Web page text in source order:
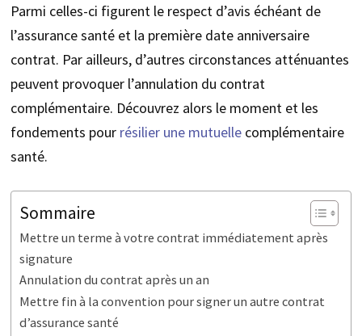
Parmi celles-ci figurent le respect d’avis échéant de
l’assurance santé et la première date anniversaire
contrat. Par ailleurs, d’autres circonstances atténuantes
peuvent provoquer l’annulation du contrat
complémentaire. Découvrez alors le moment et les
fondements pour résilier une mutuellecomplémentaire
santé.
Sommaire
Mettre un terme à votre contrat immédiatement après
signature
Annulation du contrat après un an
Mettre fin à la convention pour signer un autre contrat
d’assurance santé